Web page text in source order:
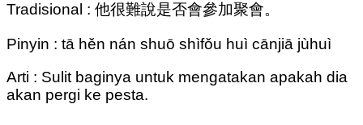
Tradisional : 他很難說是否會參加聚會。
Pinyin : tā hěn nán shuō shìfǒu huì cānjiā jùhuì
Arti : Sulit baginya untuk mengatakan apakah dia
akan pergi ke pesta.